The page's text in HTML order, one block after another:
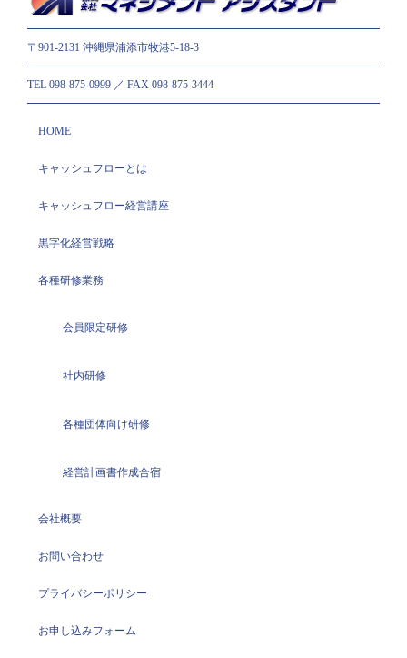
営
講
座」
開
催
の
ら
は
〒901-2131 沖縄県浦添市牧港5-18-3
TEL 098-875-0999 ／ FAX 098-875-3444
HOME
キャッシュフローとは
キャッシュフロー経営講座
黒字化経営戦略
各種研修業務
会員限定研修
社内研修
各種団体向け研修
経営計画書作成合宿
会社概要
お問い合わせ
プライバシーポリシー
お申し込みフォーム